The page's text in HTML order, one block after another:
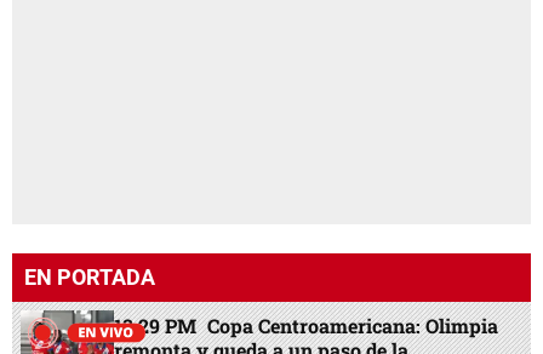
EN PORTADA
13:29 PM Copa Centroamericana: Olimpia